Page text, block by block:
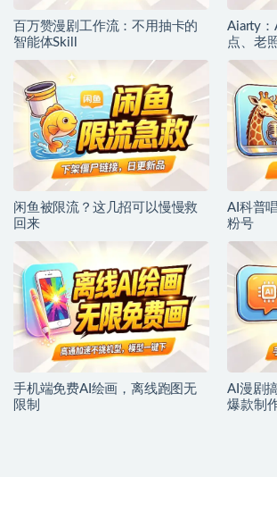
百万赞漫剧工作流：不用抽卡的
智能体Skill
Aiarty：
点、老
闲鱼被限流？这几招可以慢慢救
回来
AI科普
粉号
手机端免费AI绘画，离线跑图无
限制
AI漫剧
爆款制